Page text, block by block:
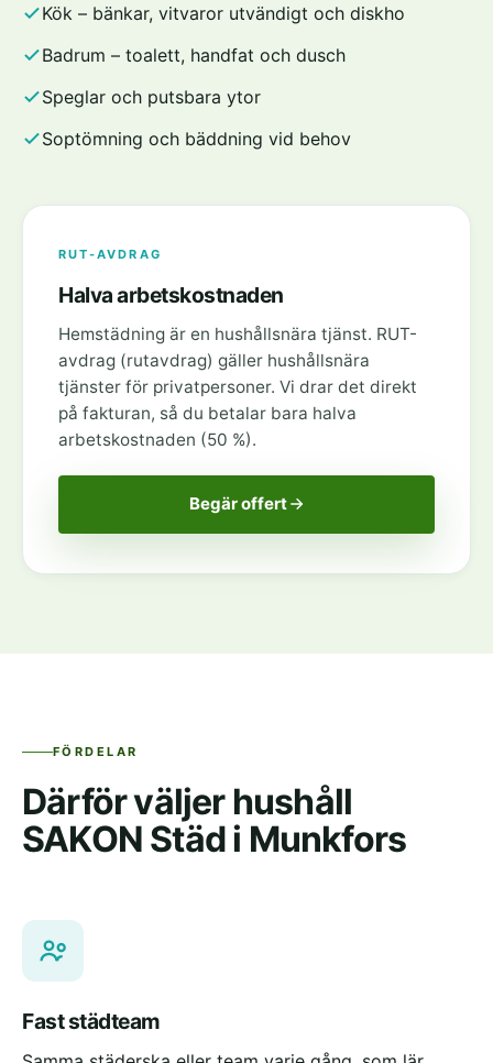
Kök – bänkar, vitvaror utvändigt och diskho
Badrum – toalett, handfat och dusch
Speglar och putsbara ytor
Soptömning och bäddning vid behov
RUT-AVDRAG
Halva arbetskostnaden
Hemstädning är en hushållsnära tjänst. RUT-
avdrag (rutavdrag) gäller hushållsnära
tjänster för privatpersoner. Vi drar det direkt
på fakturan, så du betalar bara halva
arbetskostnaden (50 %).
Begär offert
FÖRDELAR
Därför väljer hushåll
SAKON Städ i Munkfors
Fast städteam